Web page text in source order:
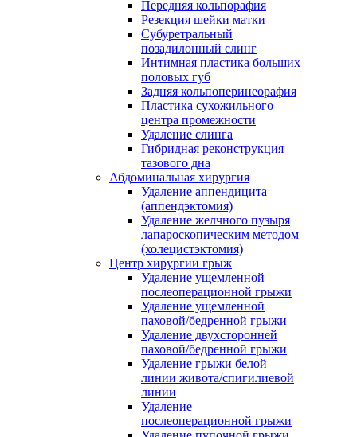
Передняя кольпорафия
Резекция шейки матки
Субуретральный
позадилонный слинг
Интимная пластика больших
половых губ
Задняя кольпоперинеорафия
Пластика сухожильного
центра промежности
Удаление слинга
Гибридная реконструкция
тазового дна
Абдоминальная хирургия
Удаление аппендицита
(аппендэктомия)
Удаление желчного пузыря
лапароскопическим методом
(холецистэктомия)
Центр хирургии грыж
Удаление ущемленной
послеоперационной грыжи
Удаление ущемленной
паховой/бедренной грыжи
Удаление двухсторонней
паховой/бедренной грыжи
Удаление грыжи белой
линии живота/спигилиевой
линии
Удаление
послеоперационной грыжи